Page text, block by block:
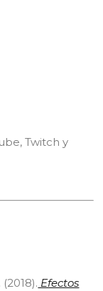
Twitch y
Efectos